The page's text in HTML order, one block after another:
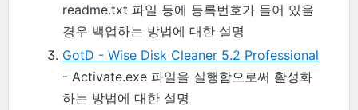
readme.txt 파일 등에 등록번호가 들어 있을
경우 백업하는 방법에 대한 설명
GotD - Wise Disk Cleaner 5.2 Professional
- Activate.exe 파일을 실행함으로써 활성화
하는 방법에 대한 설명